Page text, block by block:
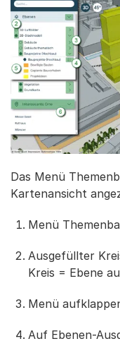
Das Menü
Kartenansicht
Menü
Ausgefüllter
Kreis = Ebene
Menü
Auf Ebenen-